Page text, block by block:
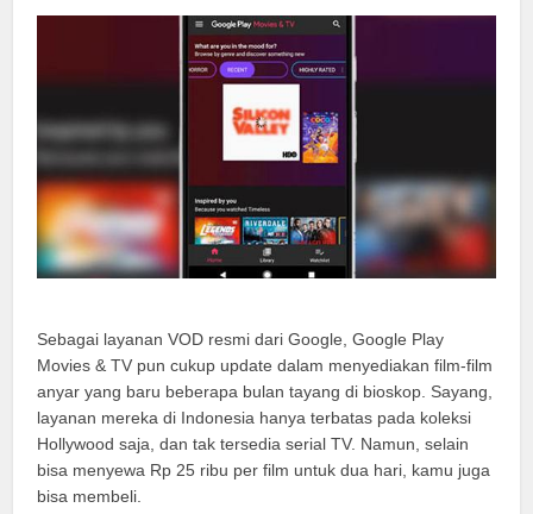
Sebagai layanan VOD resmi dari Google, Google Play
Movies & TV pun cukup update dalam menyediakan film-film
anyar yang baru beberapa bulan tayang di bioskop. Sayang,
layanan mereka di Indonesia hanya terbatas pada koleksi
Hollywood saja, dan tak tersedia serial TV. Namun, selain
bisa menyewa Rp 25 ribu per film untuk dua hari, kamu juga
bisa membeli.